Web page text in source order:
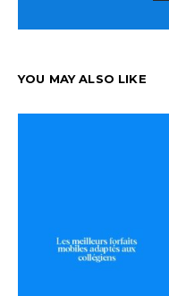
YOU MAY ALSO LIKE